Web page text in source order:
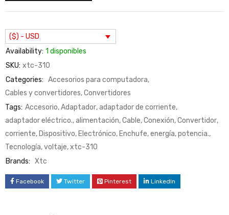
($) - USD
Availability: 1 disponibles
SKU: xtc-310
Categories: Accesorios para computadora,
Cables y convertidores,Convertidores
Tags: Accesorio,Adaptador,adaptador de corriente,
adaptador eléctrico.,alimentación,Cable,Conexión,Convertidor,
corriente, Dispositivo, Electrónico, Enchufe,energía,potencia.,
Tecnología,voltaje,xtc-310
Brands: Xtc
Facebook Twitter Pinterest LinkedIn